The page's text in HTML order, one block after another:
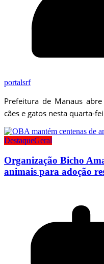
portalsrf
Prefeitura de Manaus
cães e gatos nesta quarta-
DestaqueGeral
Organização Bicho
animais para adoção